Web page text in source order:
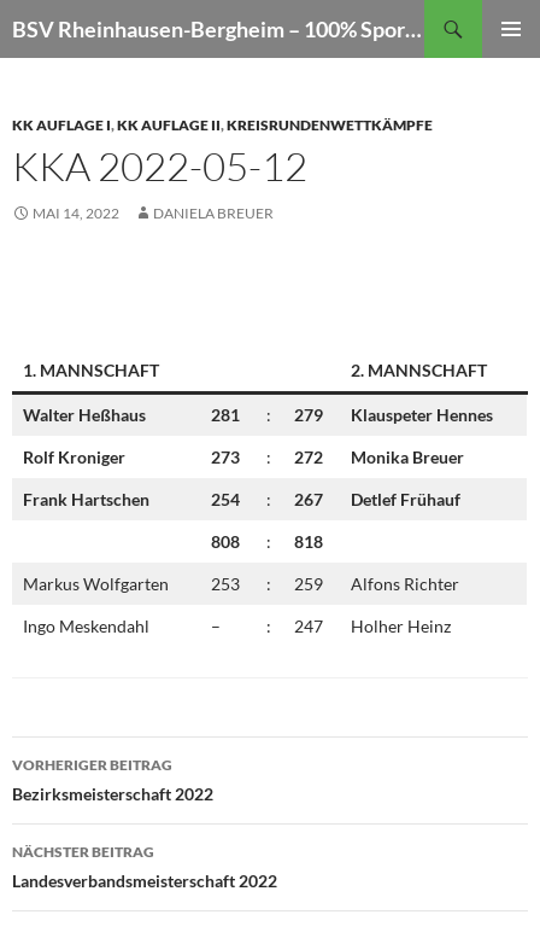
Inhalt
BSV Rheinhausen-Bergheim – 100% Sportschießen
KK AUFLAGE I,KK AUFLAGE II,KREISRUNDENWETTKÄMPFE
KKA 2022-05-12
MAI 14, 2022 DANIELA BREUER
1. MANNSCHAFT 2. MANNSCHAFT
Walter Heßhaus 281 : 279 Klauspeter Hennes
Rolf Kroniger 273 : 272 Monika Breuer
Frank Hartschen 254 : 267 Detlef Frühauf
808 : 818
Markus Wolfgarten 253 : 259 Alfons Richter
Ingo Meskendahl – : 247 Holher Heinz
Beitragsnavigation
VORHERIGER BEITRAG
Bezirksmeisterschaft 2022
NÄCHSTER BEITRAG
Landesverbandsmeisterschaft 2022